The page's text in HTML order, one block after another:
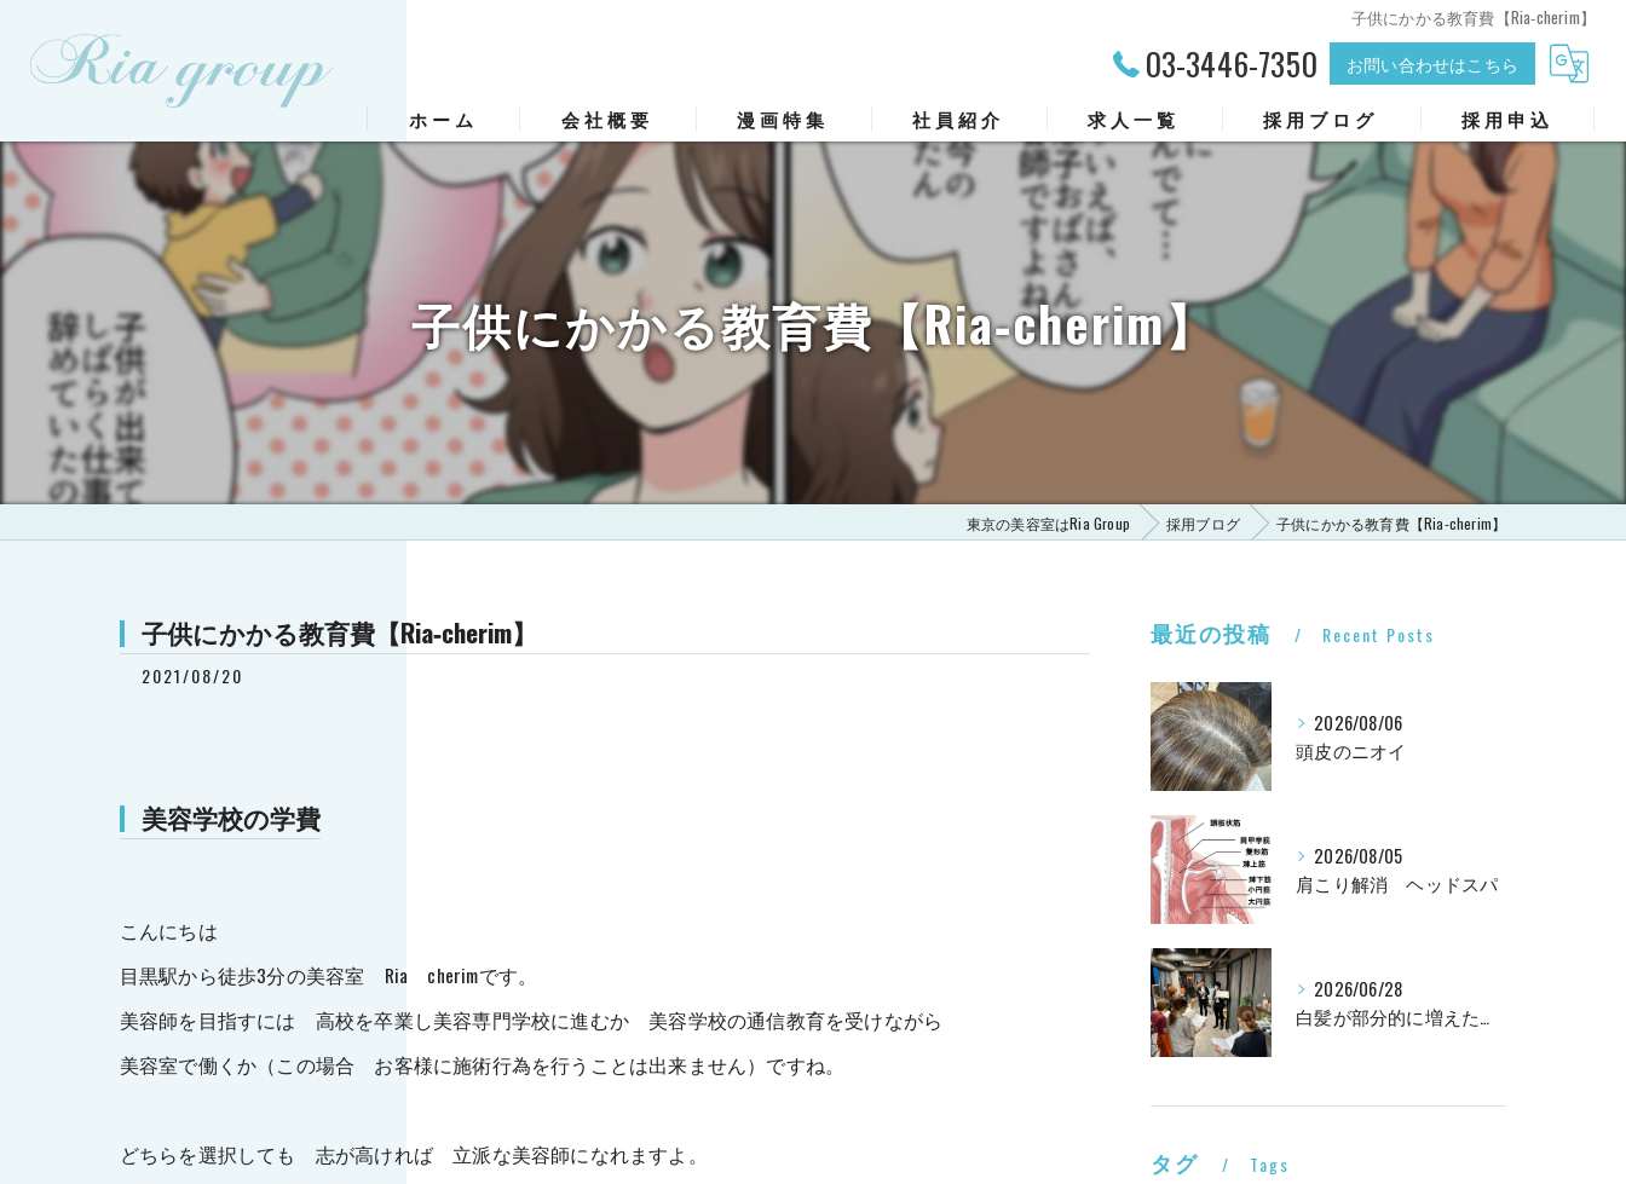
子供にかかる教育費【Ria‐cherim】
03-3446-7350 お問い合わせはこちら
ホーム 会社概要
代表挨拶
ビジョン
事業案内
漫画特集 社員紹介
採用Q&A
フォトギャラリー
求人一覧 採用ブログ 採用申込
子供にかかる教育費【Ria‐cherim】
東京の美容室はRia Group 採用ブログ 子供にかかる教育費【Ria‐cherim】
子供にかかる教育費【Ria‐cherim】
2021/08/20
美容学校の学費
こんにちは
目黒駅から徒歩3分の美容室 Ria cherimです。
美容師を目指すには 高校を卒業し美容専門学校に進むか 美容学校の通信教育を受けながら
美容室で働くか（この場合 お客様に施術行為を行うことは出来ません）ですね。
どちらを選択しても 志が高ければ 立派な美容師になれますよ。
最近の投稿 Recent Posts
2026/08/06
頭皮のニオイ
2026/08/05
肩こり解消 ヘッドスパ
2026/06/28
白髪が部分的に増えたら ○○のサインかも？
タグ Tags